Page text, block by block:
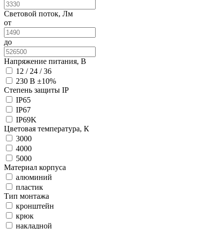
Световой поток, Лм
от
до
Напряжение питания, В
12 / 24 / 36
230 В ±10%
Степень защиты IP
IP65
IP67
IP69K
Цветовая температура, К
3000
4000
5000
Материал корпуса
алюминий
пластик
Тип монтажа
кронштейн
крюк
накладной